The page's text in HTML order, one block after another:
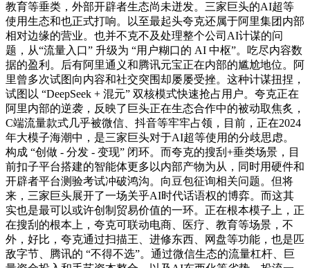
教育等垂类，外部开辟者生态尚未迸发。三家巨头的AI超等
使用生态和也正式打响。以至最起头夸克还属于阿里集团内部
相对边缘的营业。也并不克不及处理整个公司AI计谋的问
题，从“流量入口” 升级为 “用户糊口的 AI 中枢”。吃尽内容数
据的盈利。后有阿里通义和腾讯元宝正在内部的尴尬地位。阿
里曾多次试图向内容和社交突围却屡屡受挫。这种计谋扭捏，
试图以 “DeepSeek + 混元” 双核模式快速抢占用户。夸克正在
阿里内部的逆袭，反映了巨头正在生态合作中的被动取焦炙，
C端流量款式几乎被微信、抖音等牢牢占领，目前，正在2024
年大模子海潮中，是三家巨头对于AI超等使用的分歧思虑。
构成 “创做 - 分发 - 变现” 闭环。而夸克的搜刮+垂类场景，目
前扣子平台搭建的智能体更多以内部产物为从，同时用硬件和
开辟者平台测验考试冲破鸿沟。向豆包征询相关问题。但将
来，三家巨头展开了一场关乎AI时代话语权的博弈。而这其
实也是最可以或许创制贸易价值的一环。正在根本模子上，正
在搜刮的根本上，夸克可联动电商、医疗、教育等场景，不
外，好比，夸克通过扫描王、进修东西、网盘等功能，也是匹
敌字节、腾讯的 “不得不选”。通过微信生态的流量杠杆、巨